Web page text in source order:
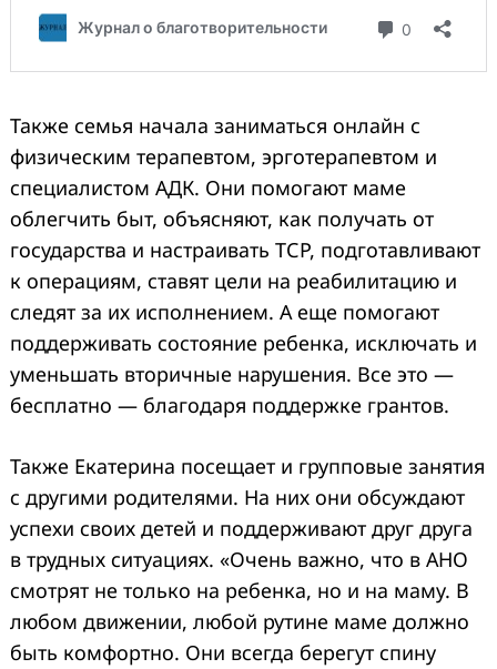
Также семья начала заниматься онлайн с
физическим терапевтом, эрготерапевтом и
специалистом АДК. Они помогают маме
облегчить быт, объясняют, как получать от
государства и настраивать ТСР, подготавливают
к операциям, ставят цели на реабилитацию и
следят за их исполнением. А еще помогают
поддерживать состояние ребенка, исключать и
уменьшать вторичные нарушения. Все это —
бесплатно — благодаря поддержке грантов.
Также Екатерина посещает и групповые занятия
с другими родителями. На них они обсуждают
успехи своих детей и поддерживают друг друга
в трудных ситуациях. «Очень важно, что в АНО
смотрят не только на ребенка, но и на маму. В
любом движении, любой рутине маме должно
быть комфортно. Они всегда берегут спину